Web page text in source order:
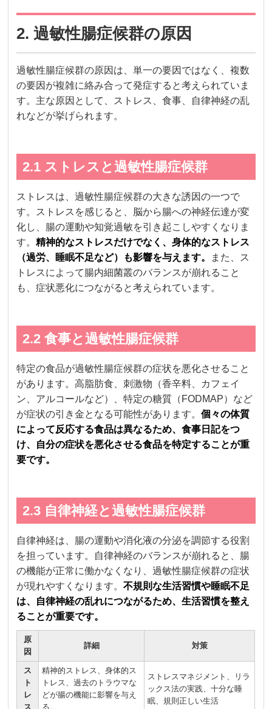
2. 過敏性腸症候群の原因
過敏性腸症候群の原因は、単一の要因ではなく、複数
の要因が複雑に絡み合って発症すると考えられていま
す。主な原因として、ストレス、食事、自律神経の乱
れなどが挙げられます。
2.1 ストレスと過敏性腸症候群
ストレスは、過敏性腸症候群の大きな誘因の一つで
す。ストレスを感じると、脳から腸への神経伝達が変
化し、腸の運動や知覚過敏を引き起こしやすくなりま
す。精神的なストレスだけでなく、身体的なストレス
（過労、睡眠不足など）も影響を与えます。
また、ス
トレスによって腸内細菌叢のバランスが崩れること
も、症状悪化につながると考えられています。
2.2 食事と過敏性腸症候群
特定の食品が過敏性腸症候群の症状を悪化させること
があります。高脂肪食、刺激物（香辛料、カフェイ
ン、アルコールなど）、特定の糖質（FODMAP）など
が症状の引き金となる可能性があります。個々の体質
によって反応する食品は異なるため、食事日記をつ
け、自分の症状を悪化させる食品を特定することが重
要です。
2.3 自律神経と過敏性腸症候群
自律神経は、腸の運動や消化液の分泌を調節する役割
を担っています。自律神経のバランスが崩れると、腸
の機能が正常に働かなくなり、過敏性腸症候群の症状
が現れやすくなります。不規則な生活習慣や睡眠不足
は、自律神経の乱れにつながるため、生活習慣を整え
ることが重要です。
原
因
詳細 対策
ス
ト
レ
ス
精神的ストレス、身体的ス
トレス、過去のトラウマな
どが腸の機能に影響を与え
る。
ストレスマネジメント、リラ
ックス法の実践、十分な睡
眠、規則正しい生活